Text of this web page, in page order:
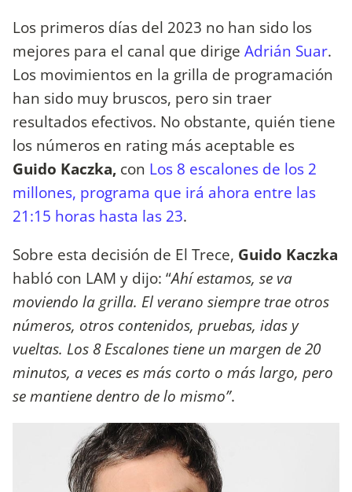
Los primeros días del 2023 no han sido los
mejores para el canal que dirige Adrián Suar.
Los movimientos en la grilla de programación
han sido muy bruscos, pero sin traer
resultados efectivos. No obstante, quién tiene
los números en rating más aceptable es
Guido Kaczka, con Los 8 escalones de los 2
millones, programa que irá ahora entre las
21:15 horas hasta las 23.
Sobre esta decisión de El Trece, Guido Kaczka
habló con LAM y dijo: “Ahí estamos, se va
moviendo la grilla. El verano siempre trae otros
números, otros contenidos, pruebas, idas y
vueltas. Los 8 Escalones tiene un margen de 20
minutos, a veces es más corto o más largo, pero
se mantiene dentro de lo mismo”.